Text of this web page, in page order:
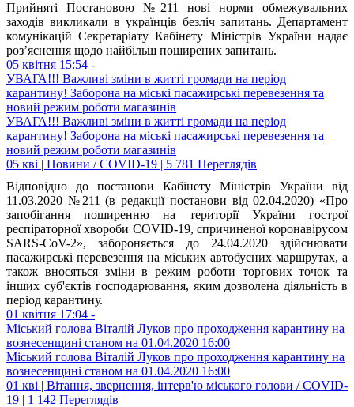
Прийняті Постановою №211 нові норми обмежувальних
заходів викликали в українців безліч запитань. Департамент
комунікацій Секретаріату Кабінету Міністрів України надає
роз’яснення щодо найбільш поширених запитань.
05 квітня 15:54 -
УВАГА!!! Важливі зміни в житті громади на період
карантину! Заборона на міські пасажирські перевезення та
новий режим роботи магазинів
УВАГА!!! Важливі зміни в житті громади на період
карантину! Заборона на міські пасажирські перевезення та
новий режим роботи магазинів
05 кві | Новини / COVID-19 | 5 781 Переглядів
Відповідно до постанови Кабінету Міністрів України від
11.03.2020 №211 (в редакції постанови від 02.04.2020) «Про
запобігання поширенню на території України гострої
респіраторної хвороби COVID-19, спричиненої коронавірусом
SARS-CoV-2», забороняється до 24.04.2020 здійснювати
пасажирські перевезення на міських автобусних маршрутах, а
також вносяться зміни в режим роботи торгових точок та
інших суб'єктів господарювання, яким дозволена діяльність в
період карантину.
01 квітня 17:04 -
Міський голова Віталій Луков про проходження карантину на
вознесенщині станом на 01.04.2020 16:00
Міський голова Віталій Луков про проходження карантину на
вознесенщині станом на 01.04.2020 16:00
01 кві | Вітання, звернення, інтерв'ю міського голови / COVID-
19 | 1 142 Переглядів